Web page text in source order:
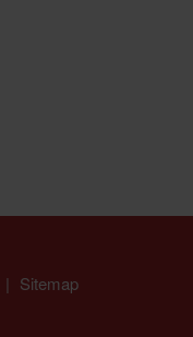
Sitemap